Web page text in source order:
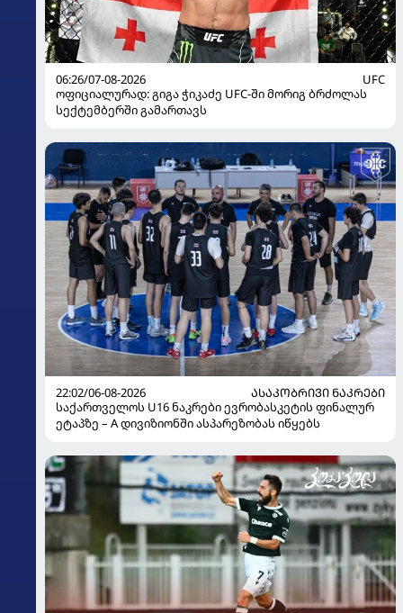
06:26/07-08-2026
UFC
ოფიციალურად: გიგა ჭიკაძე UFC-ში მორიგ ბრძოლას
სექტემბერში გამართავს
22:02/06-08-2026
ᲐᲡᲐᲙᲝᲑᲠᲘᲕᲘ ᲜᲐᲙᲠᲔᲑᲘ
საქართველოს U16 ნაკრები ევრობასკეტის ფინალურ
ეტაპზე – A დივიზიონში ასპარეზობას იწყებს